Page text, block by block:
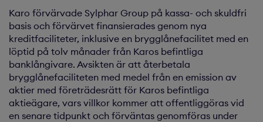
Karo förvärvade Sylphar Group på kassa- och skuldfri
basis och förvärvet finansierades genom nya
kreditfaciliteter, inklusive en brygglånefacilitet med en
löptid på tolv månader från Karos befintliga
banklångivare. Avsikten är att återbetala
brygglånefaciliteten med medel från en emission av
aktier med företrädesrätt för Karos befintliga
aktieägare, vars villkor kommer att offentliggöras vid
en senare tidpunkt och förväntas genomföras under